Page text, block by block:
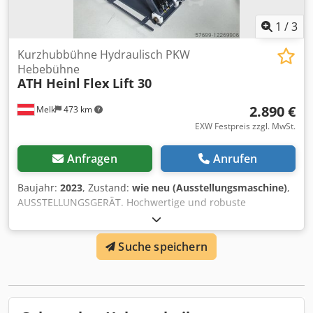
1 /3
Melk 473 km
Kurzhubbühne Hydraulisch PKW
Hebebühne
ATH Heinl Flex Lift 30
2.890 €
EXW Festpreis zzgl. MwSt.
Anfragen Anrufen
Baujahr: 2023, Zustand: wie neu (Ausstellungsmaschine),
AUSSTELLUNGSGERÄT. Hochwertige und robuste
Kurzhubhebebühne mit hydraulischem Antrieb, nahezu
wartungsfrei Leistungsstarkes Hydraulikaggregat (230V /
C16A) Sehr niedrige Überfahrhöhe von nur ca. 105 mm
Dedsn Armwjpfx Abiock Keine elektrischen Endschalter in
Hydraulikschläuchen Mechanischer Gleichlauf durch
Suche speichern